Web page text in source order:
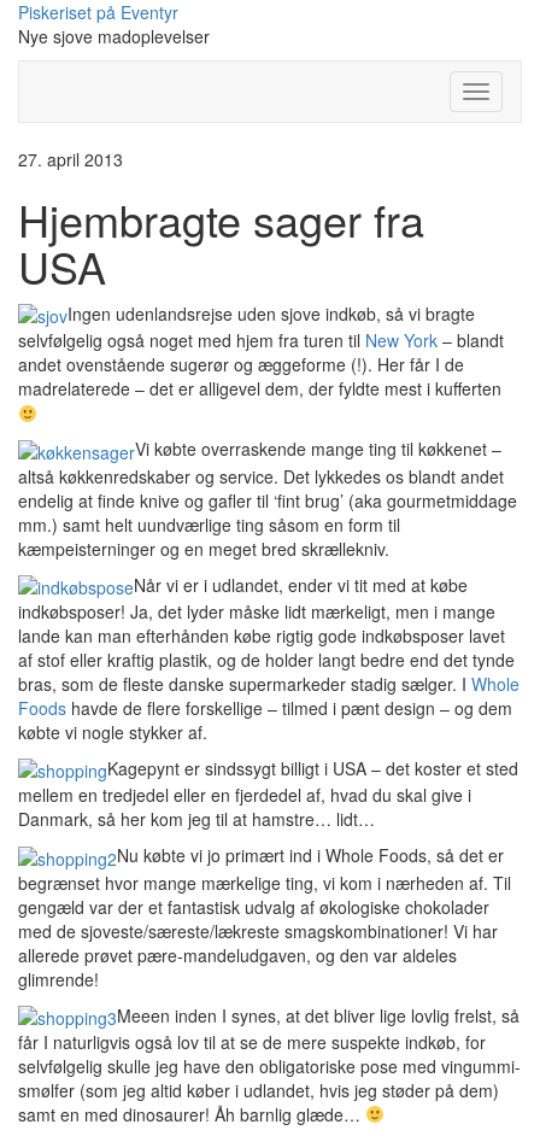
Skip
content
Piskeriset på Eventyr
Nye sjove madoplevelser
Toggle
27. april 2013
Hjembragte sager fra
USA
Ingen udenlandsrejse uden sjove indkøb, så vi bragte
selvfølgelig også noget med hjem fra turen til New York – blandt
andet ovenstående sugerør og æggeforme (!). Her får I de
madrelaterede – det er alligevel dem, der fyldte mest i kufferten
Vi købte overraskende mange ting til køkkenet –
altså køkkenredskaber og service. Det lykkedes os blandt andet
endelig at finde knive og gafler til ‘fint brug’ (aka gourmetmiddage
mm.) samt helt uundværlige ting såsom en form til
kæmpeisterninger og en meget bred skrællekniv.
Når vi er i udlandet, ender vi tit med at købe
indkøbsposer! Ja, det lyder måske lidt mærkeligt, men i mange
lande kan man efterhånden købe rigtig gode indkøbsposer lavet
af stof eller kraftig plastik, og de holder langt bedre end det tynde
bras, som de fleste danske supermarkeder stadig sælger. I Whole
Foods havde de flere forskellige – tilmed i pænt design – og dem
købte vi nogle stykker af.
Kagepynt er sindssygt billigt i USA – det koster et sted
mellem en tredjedel eller en fjerdedel af, hvad du skal give i
Danmark, så her kom jeg til at hamstre… lidt…
Nu købte vi jo primært ind i Whole Foods, så det er
begrænset hvor mange mærkelige ting, vi kom i nærheden af. Til
gengæld var der et fantastisk udvalg af økologiske chokolader
med de sjoveste/særeste/lækreste smagskombinationer! Vi har
allerede prøvet pære-mandeludgaven, og den var aldeles
glimrende!
Meeen inden I synes, at det bliver lige lovlig frelst, så
får I naturligvis også lov til at se de mere suspekte indkøb, for
selvfølgelig skulle jeg have den obligatoriske pose med vingummi-
smølfer (som jeg altid køber i udlandet, hvis jeg støder på dem)
samt en med dinosaurer! Åh barnlig glæde…